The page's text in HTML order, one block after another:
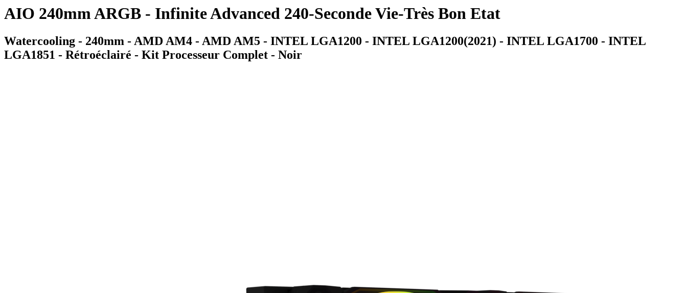
AIO 240mm ARGB - Infinite Advanced 240-Seconde Vie-Très Bon Etat
Watercooling - 240mm - AMD AM4 - AMD AM5 - INTEL LGA1200 - INTEL LGA1200(2021) - INTEL LGA1700 - INTEL
LGA1851 - Rétroéclairé - Kit Processeur Complet - Noir